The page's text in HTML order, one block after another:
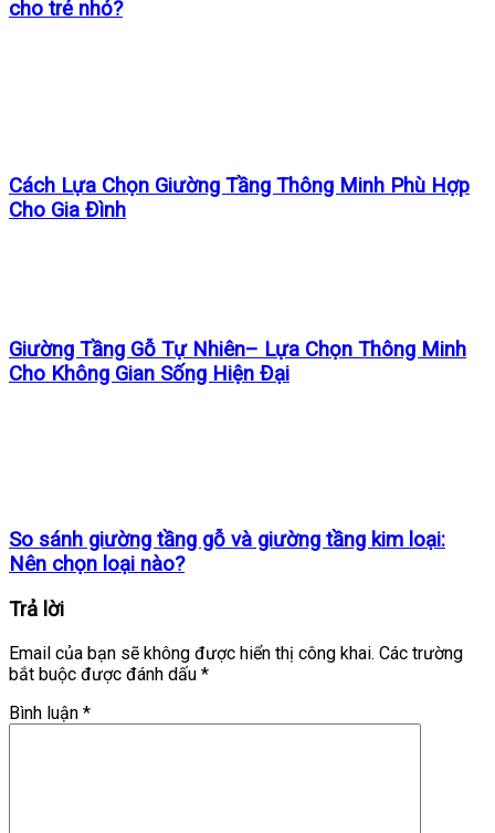
cho trẻ nhỏ?
Cách Lựa Chọn Giường Tầng Thông Minh Phù Hợp
Cho Gia Đình
Giường Tầng Gỗ Tự Nhiên– Lựa Chọn Thông Minh
Cho Không Gian Sống Hiện Đại
So sánh giường tầng gỗ và giường tầng kim loại:
Nên chọn loại nào?
Trả lời
Email của bạn sẽ không được hiển thị công khai. Các trường
bắt buộc được đánh dấu *
Bình luận *